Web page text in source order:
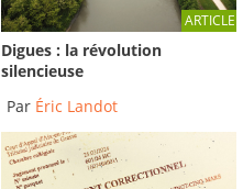
ARTICLE
Digues : la révolution
silencieuse
Par Éric Landot